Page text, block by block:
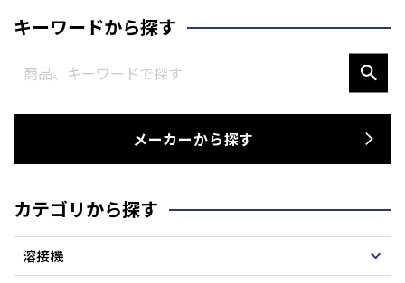
キーワードから探す
メーカーから探す
カテゴリから探す
溶接機